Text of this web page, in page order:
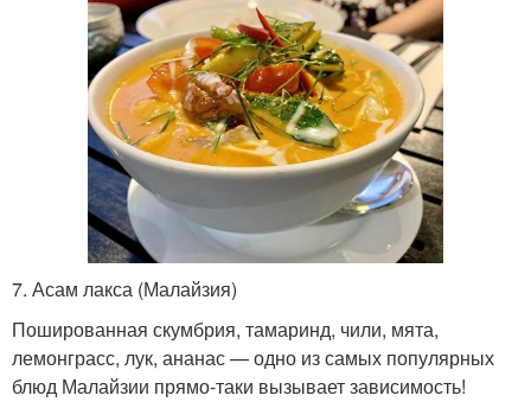
7. Асам лакса (Малайзия)
Пошированная скумбрия, тамаринд, чили, мята,
лемонграсс, лук, ананас — одно из самых популярных
блюд Малайзии прямо-таки вызывает зависимость!